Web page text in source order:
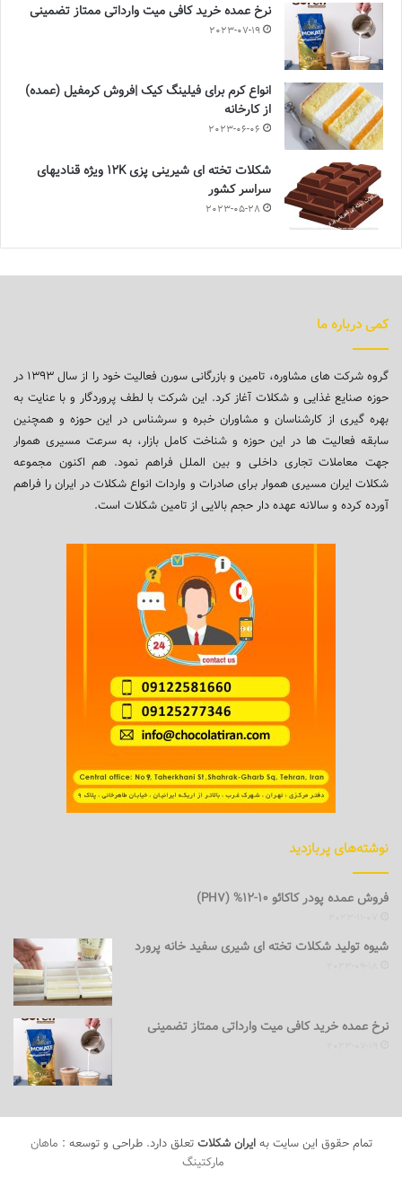
نرخ عمده خرید کافی میت وارداتی ممتاز تضمینی
2023-07-19
انواع کرم برای فیلینگ کیک |فروش کرمفیل (عمده)
از کارخانه
2023-06-06
شکلات تخته ای شیرینی پزی 12K ویژه قنادیهای
سراسر کشور
2023-05-28
کمی درباره ما
گروه شرکت های مشاوره، تامین و بازرگانی سورن فعالیت خود را از سال ۱۳۹۳ در
حوزه صنایع غذایی و شکلات آغاز کرد. این شرکت با لطف پروردگار و با عنایت به
بهره گیری از کارشناسان و مشاوران خبره و سرشناس در این حوزه و همچنین
سابقه فعالیت ها در این حوزه و شناخت کامل بازار، به سرعت مسیری هموار
جهت معاملات تجاری داخلی و بین الملل فراهم نمود. هم اکنون مجموعه
شکلات ایران مسیری هموار برای صادرات و واردات انواع شکلات در ایران را فراهم
آورده کرده و سالانه عهده دار حجم بالایی از تامین شکلات است.
نوشته‌های پربازدید
فروش عمده پودر کاکائو 10-12% (PH7)
شیوه تولید شکلات تخته ای شیری سفید خانه پرورد
نرخ عمده خرید کافی میت وارداتی ممتاز تضمینی
تمام حقوق این سایت بهایران شکلات تعلق دارد. طراحی و توسعه : ماهان
مارکتینگ